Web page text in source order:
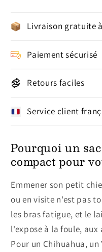
Livraison gratuite
Paiement sécurisé
Retours faciles
Service client
Pourquoi un
compact pour
Emmener son petit
ou en visite n'est pas
les bras fatigue, et le
l'expose à la foule, aux
Pour un Chihuahua,